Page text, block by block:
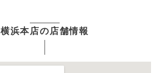
横浜本店の店舗情報